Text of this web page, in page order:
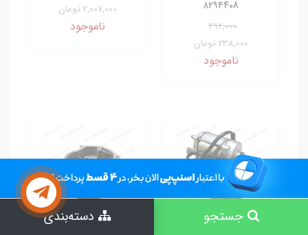
۸۲۹۴408
292,000
238,000 تومان
ناموجود
2,007,000 تومان
ناموجود
جستجو